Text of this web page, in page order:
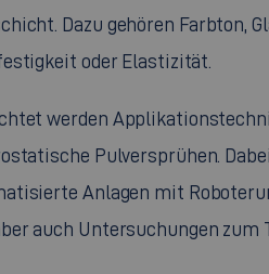
Dazu gehören Farbton,
oder Elastizität.
werden
Pulversprühen.
Anlagen mit
auch Untersuchungen zum